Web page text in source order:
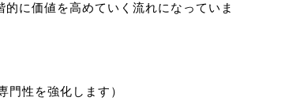
に価値を高めていく流れになっていま
門性を強化します）